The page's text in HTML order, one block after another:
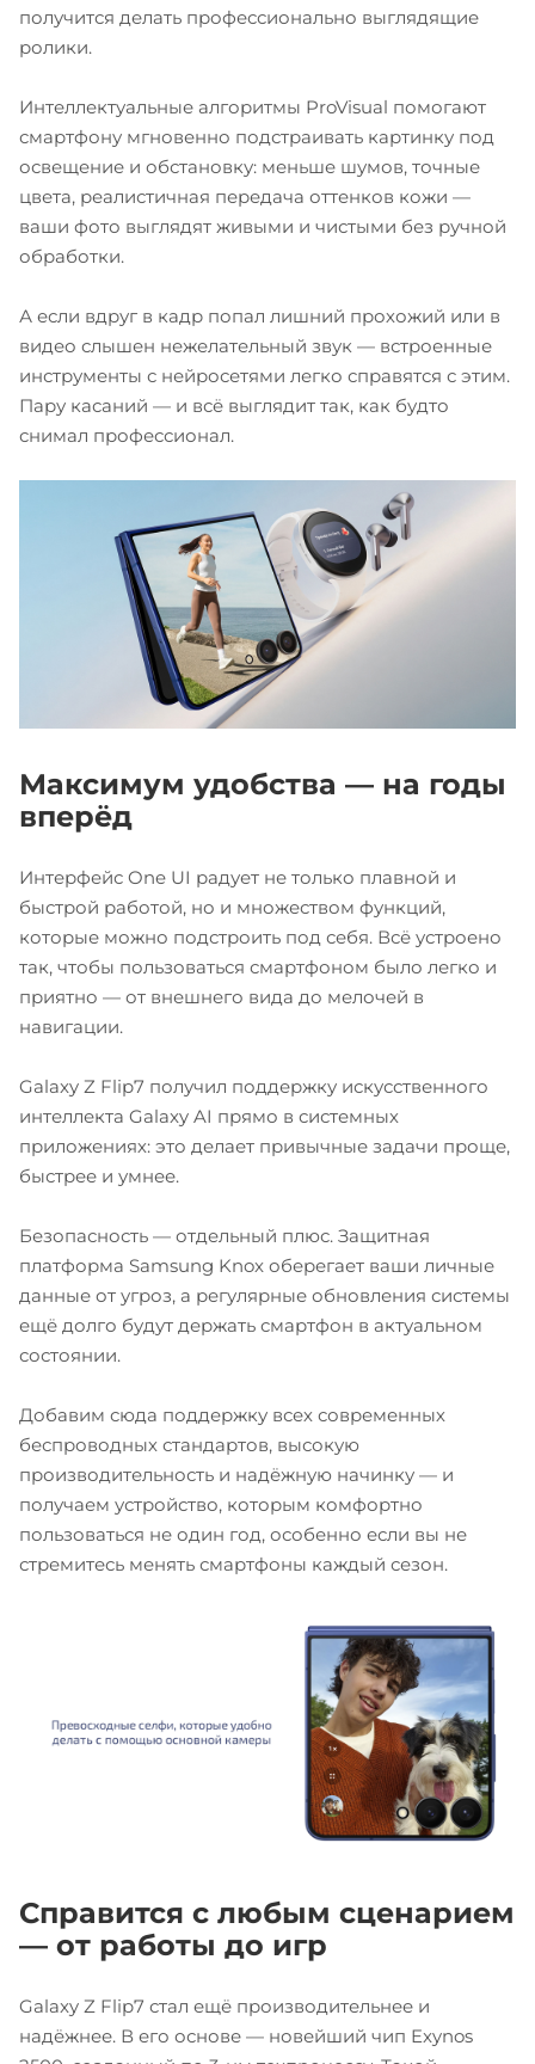
получится делать профессионально выглядящие
ролики.
Интеллектуальные алгоритмы ProVisual помогают
смартфону мгновенно подстраивать картинку под
освещение и обстановку: меньше шумов, точные
цвета, реалистичная передача оттенков кожи —
ваши фото выглядят живыми и чистыми без ручной
обработки.
А если вдруг в кадр попал лишний прохожий или в
видео слышен нежелательный звук — встроенные
инструменты с нейросетями легко справятся с этим.
Пару касаний — и всё выглядит так, как будто
снимал профессионал.
Максимум удобства — на годы
вперёд
Интерфейс One UI радует не только плавной и
быстрой работой, но и множеством функций,
которые можно подстроить под себя. Всё устроено
так, чтобы пользоваться смартфоном было легко и
приятно — от внешнего вида до мелочей в
навигации.
Galaxy Z Flip7 получил поддержку искусственного
интеллекта Galaxy AI прямо в системных
приложениях: это делает привычные задачи проще,
быстрее и умнее.
Безопасность — отдельный плюс. Защитная
платформа Samsung Knox оберегает ваши личные
данные от угроз, а регулярные обновления системы
ещё долго будут держать смартфон в актуальном
состоянии.
Добавим сюда поддержку всех современных
беспроводных стандартов, высокую
производительность и надёжную начинку — и
получаем устройство, которым комфортно
пользоваться не один год, особенно если вы не
стремитесь менять смартфоны каждый сезон.
Справится с любым сценарием
— от работы до игр
Galaxy Z Flip7 стал ещё производительнее и
надёжнее. В его основе — новейший чип Exynos